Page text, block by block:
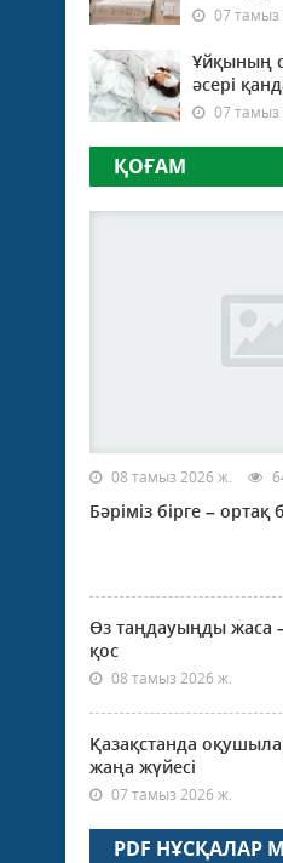
07 тамыз
Ұйқының
әсері
07 тамыз
ҚОҒАМ
08 тамыз 2026 ж.
Бәріміз бірге –
Өз таңдауыңды жаса –
қос
08 тамыз 2026 ж.
Қазақстанда
жаңа жүйесі
07 тамыз 2026 ж.
PDF НҰСҚАЛАР